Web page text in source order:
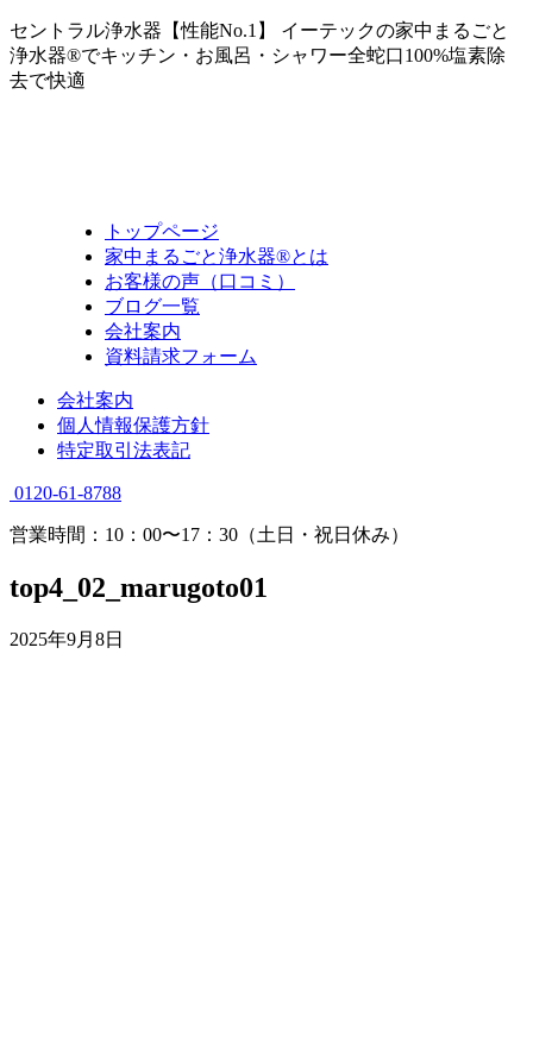
セントラル浄水器【性能No.1】 イーテックの家中まるごと
浄水器®でキッチン・お風呂・シャワー全蛇口100%塩素除
去で快適
トップページ
家中まるごと浄水器®とは
お客様の声（口コミ）
ブログ一覧
会社案内
資料請求フォーム
会社案内
個人情報保護方針
特定取引法表記
0120-61-8788
営業時間：10：00〜17：30（土日・祝日休み）
top4_02_marugoto01
2025年9月8日